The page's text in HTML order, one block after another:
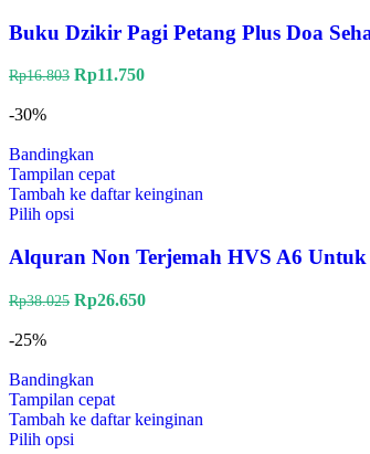
Buku Dzikir Pagi Petang Plus Doa
Rp16.803 Rp11.750
-30%
Bandingkan
Tampilan cepat
Tambah ke daftar keinginan
Pilih opsi
Alquran Non Terjemah HVS A6
Rp38.025 Rp26.650
-25%
Bandingkan
Tampilan cepat
Tambah ke daftar keinginan
Pilih opsi